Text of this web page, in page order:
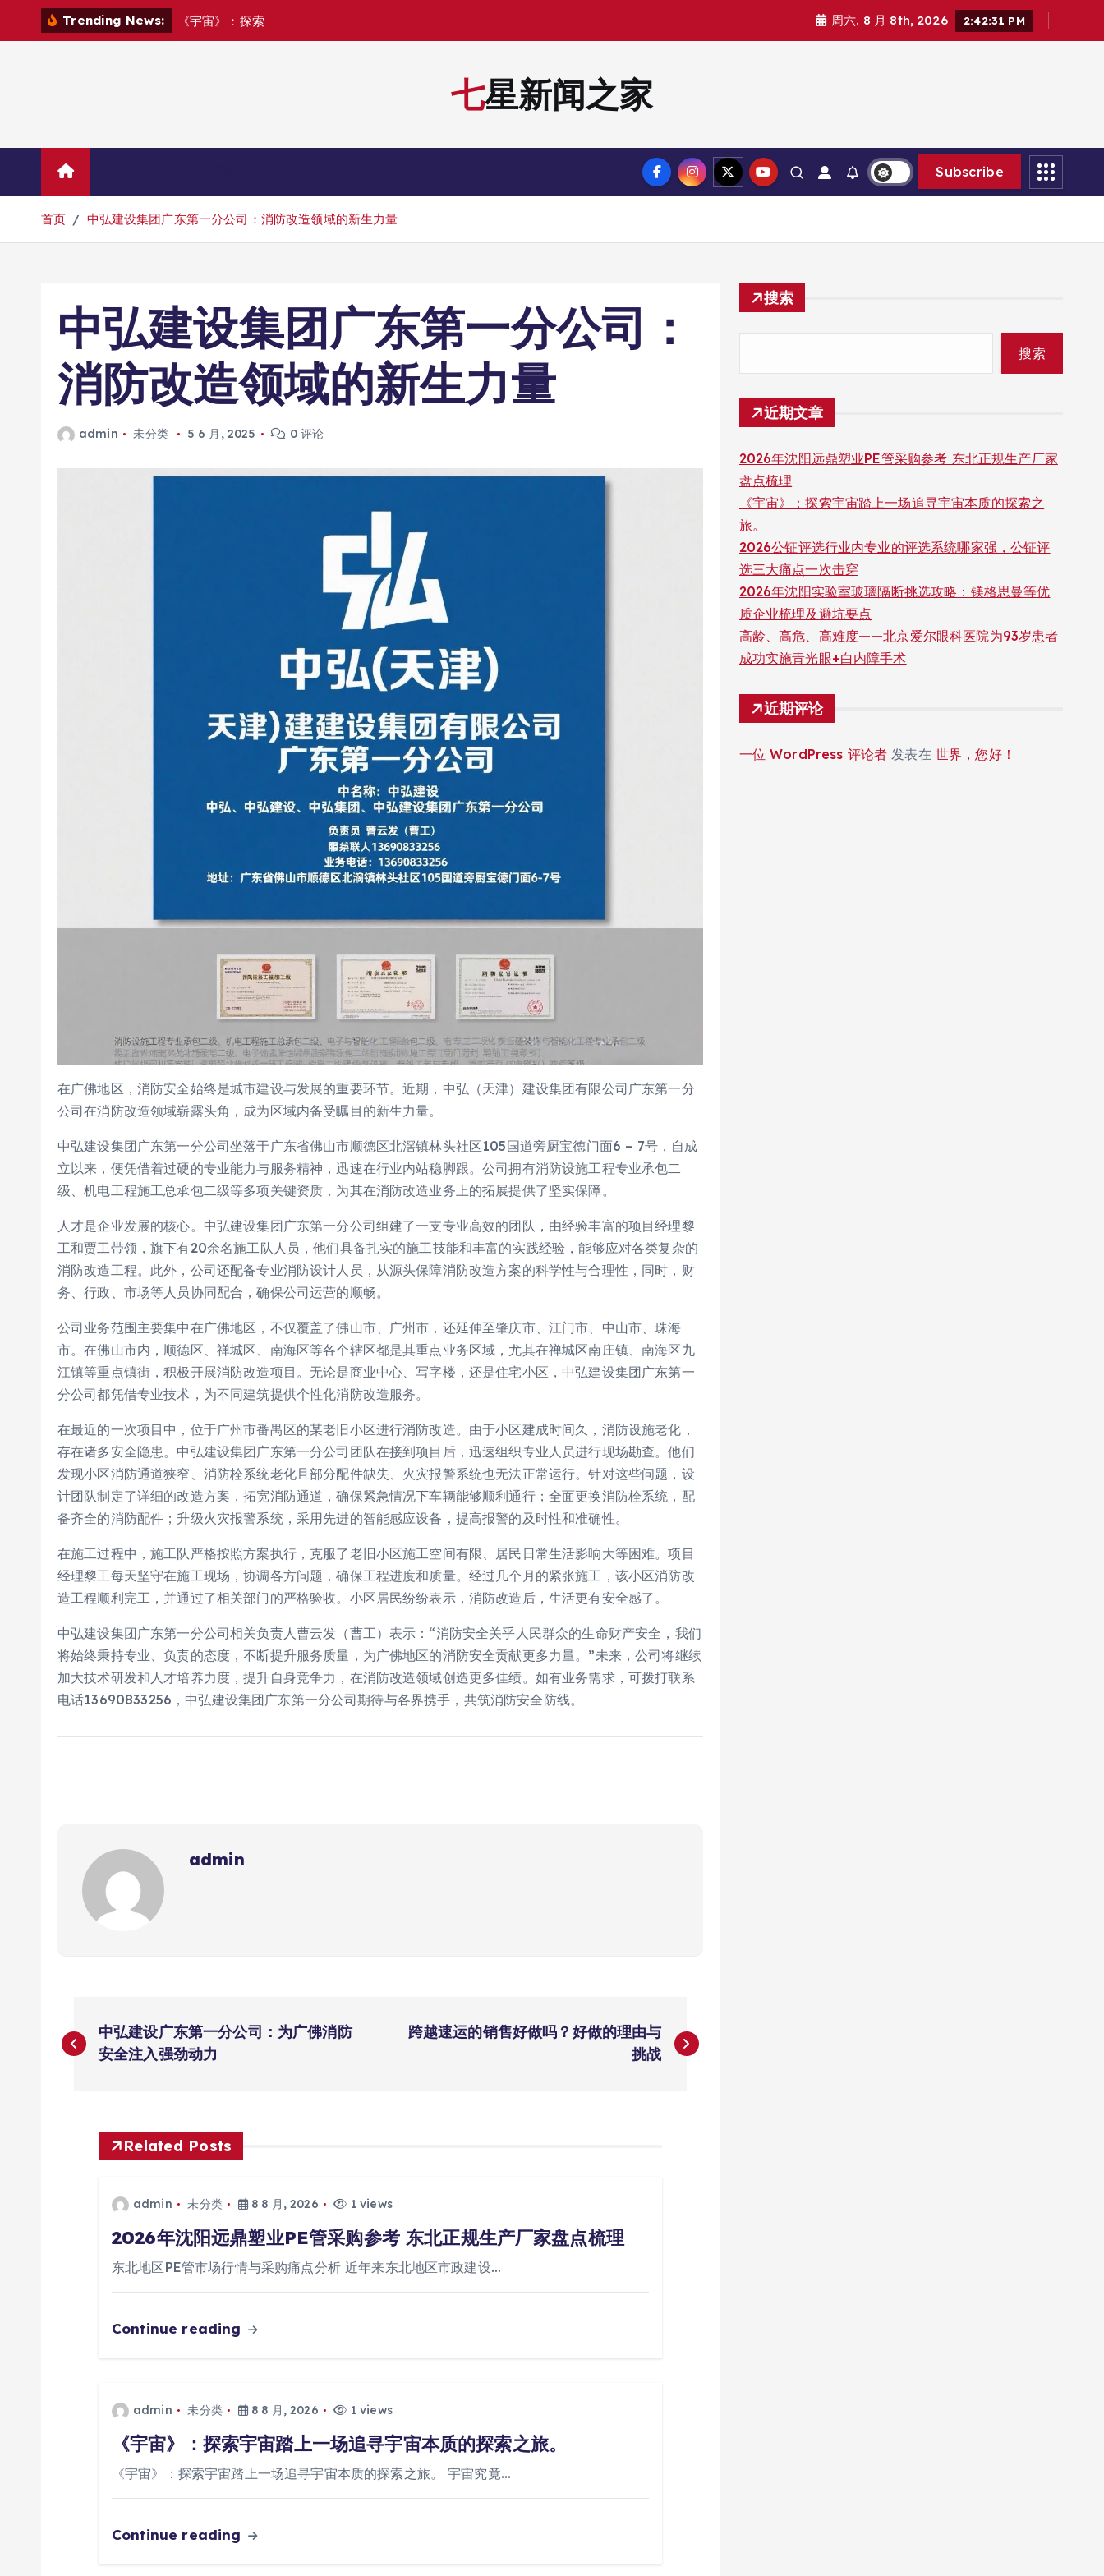
Trending News: 《宇宙》 ： 探索 周六. 8 月 8th, 2026 2:42:32 PM
七星新闻之家
Subscribe
首页 中弘建设集团广东第一分公司：消防改造领域的新生力量
中弘建设集团广东第一分公司：
消防改造领域的新生力量
admin 未分类 5 6 月, 2025 0 评论
在广佛地区，消防安全始终是城市建设与发展的重要环节。近期，中弘（天津）建设集团有限公司广东第一分
公司在消防改造领域崭露头角，成为区域内备受瞩目的新生力量。
中弘建设集团广东第一分公司坐落于广东省佛山市顺德区北滘镇林头社区105国道旁厨宝德门面6 – 7号，自成
立以来，便凭借着过硬的专业能力与服务精神，迅速在行业内站稳脚跟。公司拥有消防设施工程专业承包二
级、机电工程施工总承包二级等多项关键资质，为其在消防改造业务上的拓展提供了坚实保障。
人才是企业发展的核心。中弘建设集团广东第一分公司组建了一支专业高效的团队，由经验丰富的项目经理黎
工和贾工带领，旗下有20余名施工队人员，他们具备扎实的施工技能和丰富的实践经验，能够应对各类复杂的
消防改造工程。此外，公司还配备专业消防设计人员，从源头保障消防改造方案的科学性与合理性，同时，财
务、行政、市场等人员协同配合，确保公司运营的顺畅。
公司业务范围主要集中在广佛地区，不仅覆盖了佛山市、广州市，还延伸至肇庆市、江门市、中山市、珠海
市。在佛山市内，顺德区、禅城区、南海区等各个辖区都是其重点业务区域，尤其在禅城区南庄镇、南海区九
江镇等重点镇街，积极开展消防改造项目。无论是商业中心、写字楼，还是住宅小区，中弘建设集团广东第一
分公司都凭借专业技术，为不同建筑提供个性化消防改造服务。
在最近的一次项目中，位于广州市番禺区的某老旧小区进行消防改造。由于小区建成时间久，消防设施老化，
存在诸多安全隐患。中弘建设集团广东第一分公司团队在接到项目后，迅速组织专业人员进行现场勘查。他们
发现小区消防通道狭窄、消防栓系统老化且部分配件缺失、火灾报警系统也无法正常运行。针对这些问题，设
计团队制定了详细的改造方案，拓宽消防通道，确保紧急情况下车辆能够顺利通行；全面更换消防栓系统，配
备齐全的消防配件；升级火灾报警系统，采用先进的智能感应设备，提高报警的及时性和准确性。
在施工过程中，施工队严格按照方案执行，克服了老旧小区施工空间有限、居民日常生活影响大等困难。项目
经理黎工每天坚守在施工现场，协调各方问题，确保工程进度和质量。经过几个月的紧张施工，该小区消防改
造工程顺利完工，并通过了相关部门的严格验收。小区居民纷纷表示，消防改造后，生活更有安全感了。
中弘建设集团广东第一分公司相关负责人曹云发（曹工）表示：“消防安全关乎人民群众的生命财产安全，我们
将始终秉持专业、负责的态度，不断提升服务质量，为广佛地区的消防安全贡献更多力量。”未来，公司将继续
加大技术研发和人才培养力度，提升自身竞争力，在消防改造领域创造更多佳绩。如有业务需求，可拨打联系
电话13690833256，中弘建设集团广东第一分公司期待与各界携手，共筑消防安全防线。
admin
文
章
中弘建设广东第一分公司：为广佛消防
安全注入强劲动力
跨越速运的销售好做吗？好做的理由与
挑战
Related Posts
admin 未分类 8 8 月, 2026 1 views
2026年沈阳远鼎塑业PE管采购参考 东北正规生产厂家盘点梳理
东北地区PE管市场行情与采购痛点分析 近年来东北地区市政建设…
Continue reading
admin 未分类 8 8 月, 2026 1 views
《宇宙》：探索宇宙踏上一场追寻宇宙本质的探索之旅。
《宇宙》：探索宇宙踏上一场追寻宇宙本质的探索之旅。 宇宙究竟…
Continue reading
搜索
搜索
近期文章
2026年沈阳远鼎塑业PE管采购参考 东北正规生产厂家
盘点梳理
《宇宙》：探索宇宙踏上一场追寻宇宙本质的探索之
旅。
2026公钲评选行业内专业的评选系统哪家强，公钲评
选三大痛点一次击穿
2026年沈阳实验室玻璃隔断挑选攻略：镁格思曼等优
质企业梳理及避坑要点
高龄、高危、高难度——北京爱尔眼科医院为93岁患者
成功实施青光眼+白内障手术
近期评论
一位 WordPress 评论者 发表在 世界，您好！